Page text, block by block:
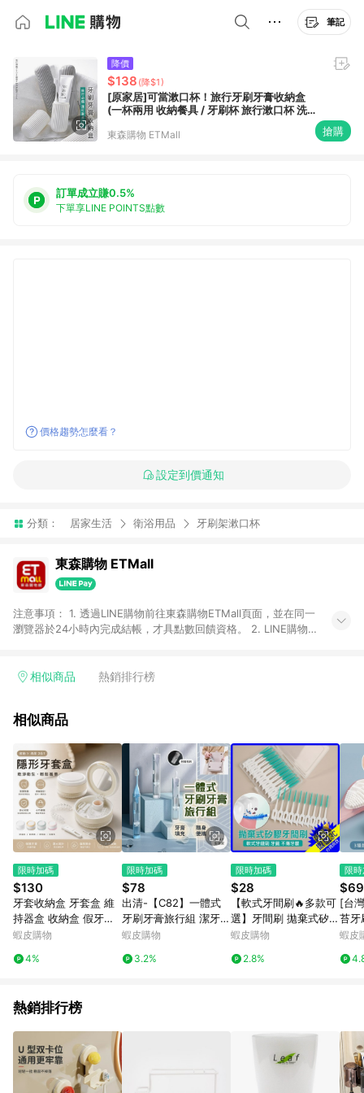
筆記
降價
$138 (降$1)
[原家居]可當漱口杯！旅行牙刷牙膏收納盒
(一杯兩用 收納餐具 / 牙刷杯 旅行漱口杯 洗漱
東森購物 ETMall 搶購
訂單成立賺0.5%
下單享LINE POINTS點數
價格趨勢怎麼看？
設定到價通知
分類： 居家生活 衛浴用品 牙刷架漱口杯
東森購物 ETMall
注意事項： 1. 透過LINE購物前往東森購物ETMall頁面，並在同一
瀏覽器於24小時內完成結帳，才具點數回饋資格。 2. LINE購物
單，皆不在點數回饋範圍內。 3. 如購買以下類別商品，將無法獲
球嚴選、商城、專案商品、「草莓網」全館商品。 4. 如取消訂
回饋。 5. 點數回饋會扣除所有折扣優惠後之最終發票金額計算，
實際回饋請依LINE購物通知為主。 6. 訂單如有使用東森購物
ETMall站內之折扣優惠(包含但不限於東森幣、樂透金、東森現金
券等)，不具點數回饋資格。詳細請依東森購物ETMall之結帳頁面
顯示為準。 7. LINE購物設有「單一商品最高回饋點數」機制(特
殊活動時開放「回饋無上限」)，以同一訂單中同一商品不論件數
計算，並依訂單成立時間當下LINE購物所設定的回饋機制為準。
如顯示之商品規格、顏色、價位、贈品與東森購物ETMall銷售網
頁不符，以銷售網頁標示為準。 9. 若有贈點爭議，請務必於訂單
日期+180天以內至LINE購物客服洽詢；若超過180天(含)以上進
行申訴，恕無法贈點回饋。 10. 部分點數紅包僅限指定商品使
用，或不適用於無回饋商品。各點數紅包之適用商品與使用條件
請依點數紅包頁面規則為準。
相似商品 熱銷排行榜
相似商品
限時加碼
$130
牙套收納盒 牙套盒 維
持器盒 收納盒 假牙盒
隱形牙套盒 假牙 矯正
持器收納盒 磁吸 隱適
蝦皮購物
4%
限時加碼
$78
出清-【C82】一體式
牙刷牙膏旅行組 潔牙套
裝 牙刷旅行組 外出牙
器 摺疊牙刷組 便攜牙
蝦皮購物
3.2%
限時加碼
$28
【軟式牙間刷🔥多款可
選】牙間刷 拋棄式矽膠
牙間刷 軟式牙間刷 牙
牙套刷 柔軟 矽膠 不傷
蝦皮購物
2.8%
限
$69
[台
苔牙
刮舌
蝦皮
熱銷排行榜